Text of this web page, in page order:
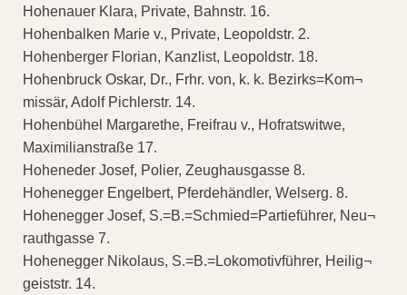
Hohenauer Klara, Private, Bahnstr. 16.
Hohenbalken Marie v., Private, Leopoldstr. 2.
Hohenberger Florian, Kanzlist, Leopoldstr. 18.
Hohenbruck Oskar, Dr., Frhr. von, k. k. Bezirks=Kom¬
missär, Adolf Pichlerstr. 14.
Hohenbühel Margarethe, Freifrau v., Hofratswitwe,
Maximilianstraße 17.
Hoheneder Josef, Polier, Zeughausgasse 8.
Hohenegger Engelbert, Pferdehändler, Welserg. 8.
Hohenegger Josef, S.=B.=Schmied=Partieführer, Neu¬
rauthgasse 7.
Hohenegger Nikolaus, S.=B.=Lokomotivführer, Heilig¬
geiststr. 14.